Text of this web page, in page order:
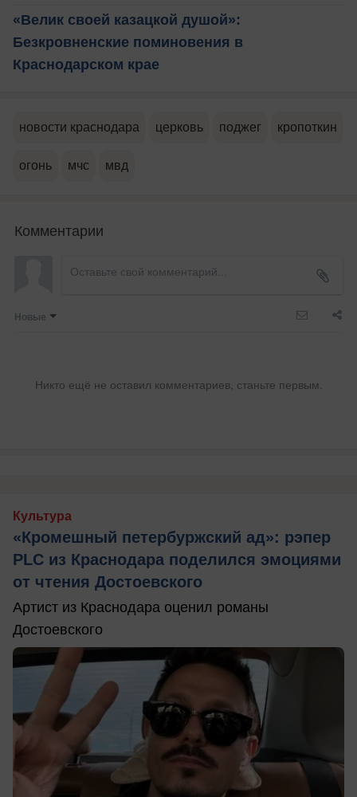
«Велик своей казацкой душой»:
Безкровненские поминовения в
Краснодарском крае
новости краснодара церковь поджег кропоткин
огонь мчс мвд
Комментарии
Новые
Никто ещё не оставил комментариев, станьте первым.
Культура
«Кромешный петербуржский ад»: рэпер
PLC из Краснодара поделился эмоциями
от чтения Достоевского
Артист из Краснодара оценил романы
Достоевского